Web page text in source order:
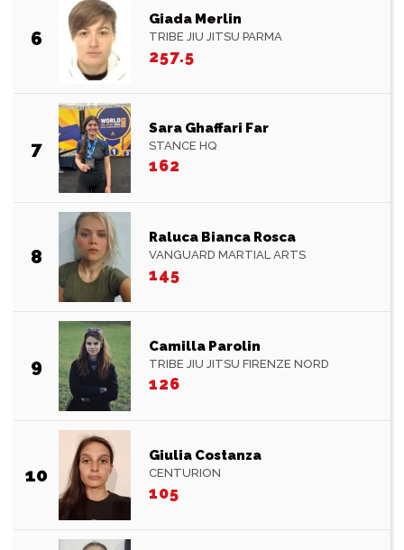
6
Giada Merlin
TRIBE JIU JITSU PARMA
257.5
7
Sara Ghaffari Far
STANCE HQ
162
8
Raluca Bianca Rosca
VANGUARD MARTIAL ARTS
145
9
Camilla Parolin
TRIBE JIU JITSU FIRENZE NORD
126
10
Giulia Costanza
CENTURION
105